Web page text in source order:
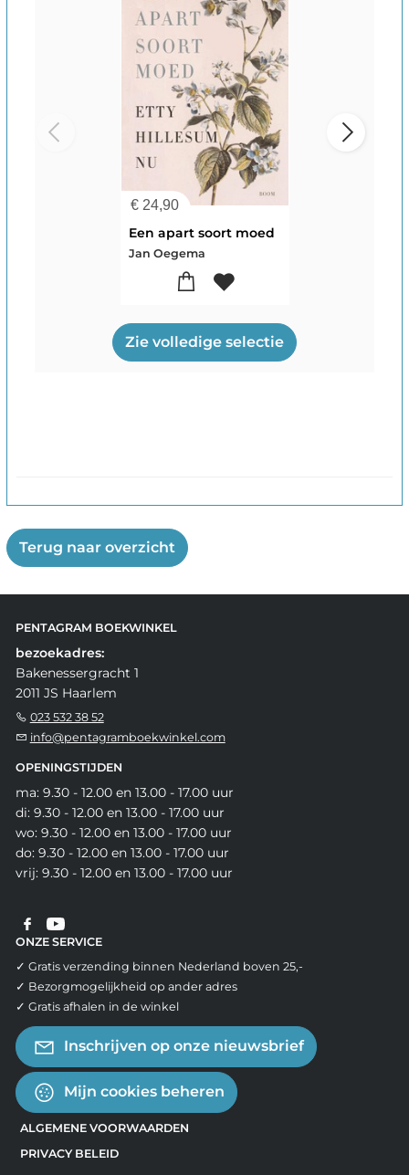
€24,90
Een apart soort moed
Jan Oegema
Zie volledige selectie
Terug naar overzicht
PENTAGRAM BOEKWINKEL
bezoekadres:
Bakenessergracht 1
2011 JS Haarlem
023 532 38 52
info@pentagramboekwinkel.com
OPENINGSTIJDEN
ma: 9.30 - 12.00 en 13.00 - 17.00 uur
di: 9.30 - 12.00 en 13.00 - 17.00 uur
wo: 9.30 - 12.00 en 13.00 - 17.00 uur
do: 9.30 - 12.00 en 13.00 - 17.00 uur
vrij: 9.30 - 12.00 en 13.00 - 17.00 uur
ONZE SERVICE
✓ Gratis verzending binnen Nederland boven 25,-
✓ Bezorgmogelijkheid op ander adres
✓ Gratis afhalen in de winkel
Inschrijven op onze nieuwsbrief
Mijn cookies beheren
ALGEMENE VOORWAARDEN
PRIVACY BELEID